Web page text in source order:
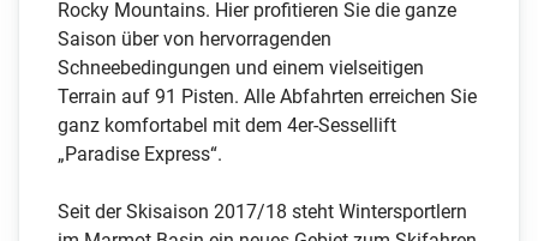
Rocky Mountains. Hier profitieren Sie die ganze
Saison über von hervorragenden
Schneebedingungen und einem vielseitigen
Terrain auf 91 Pisten. Alle Abfahrten erreichen Sie
ganz komfortabel mit dem 4er-Sessellift
„Paradise Express“.
Seit der Skisaison 2017/18 steht Wintersportlern